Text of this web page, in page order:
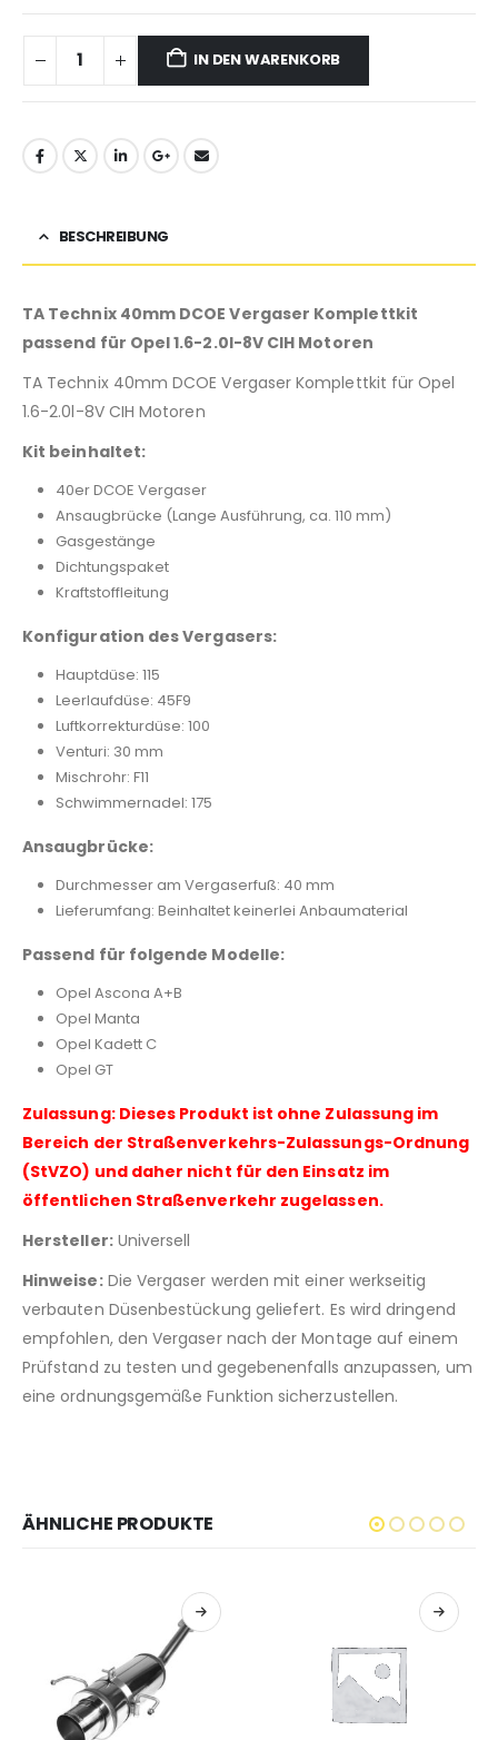
IN DEN WARENKORB
BESCHREIBUNG
TA Technix 40mm DCOE Vergaser Komplettkit
passend für Opel 1.6-2.0l-8V CIH Motoren
TA Technix 40mm DCOE Vergaser Komplettkit für Opel
1.6-2.0l-8V CIH Motoren
Kit beinhaltet:
40er DCOE Vergaser
Ansaugbrücke (Lange Ausführung, ca. 110 mm)
Gasgestänge
Dichtungspaket
Kraftstoffleitung
Konfiguration des Vergasers:
Hauptdüse: 115
Leerlaufdüse: 45F9
Luftkorrekturdüse: 100
Venturi: 30 mm
Mischrohr: F11
Schwimmernadel: 175
Ansaugbrücke:
Durchmesser am Vergaserfuß: 40 mm
Lieferumfang: Beinhaltet keinerlei Anbaumaterial
Passend für folgende Modelle:
Opel Ascona A+B
Opel Manta
Opel Kadett C
Opel GT
Zulassung: Dieses Produkt ist ohne Zulassung im
Bereich der Straßenverkehrs-Zulassungs-Ordnung
(StVZO) und daher nicht für den Einsatz im
öffentlichen Straßenverkehr zugelassen.
Hersteller:Universell
Hinweise:Die Vergaser werden mit einer werkseitig
verbauten Düsenbestückung geliefert. Es wird dringend
empfohlen, den Vergaser nach der Montage auf einem
Prüfstand zu testen und gegebenenfalls anzupassen, um
eine ordnungsgemäße Funktion sicherzustellen.
ÄHNLICHE PRODUKTE